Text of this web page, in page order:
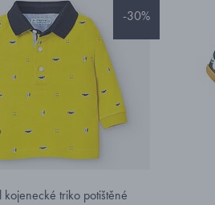
-30%
triko potištěné